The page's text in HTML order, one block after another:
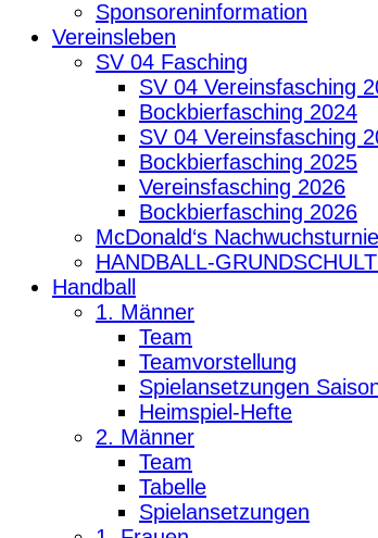
Sponsoreninformation
Vereinsleben
SV 04 Fasching
SV 04 Vereinsfasching
Bockbierfasching 2024
SV 04 Vereinsfasching
Bockbierfasching 2025
Vereinsfasching 2026
Bockbierfasching 2026
McDonald‘s
HANDBALL-
Handball
1. Männer
Team
Teamvorstellung
Spielansetzungen
Heimspiel-Hefte
2. Männer
Team
Tabelle
Spielansetzungen